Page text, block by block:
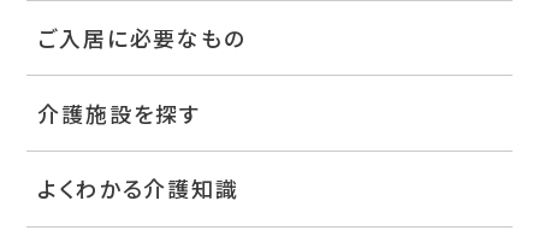
ご入居に必要なもの
介護施設を探す
よくわかる介護知識